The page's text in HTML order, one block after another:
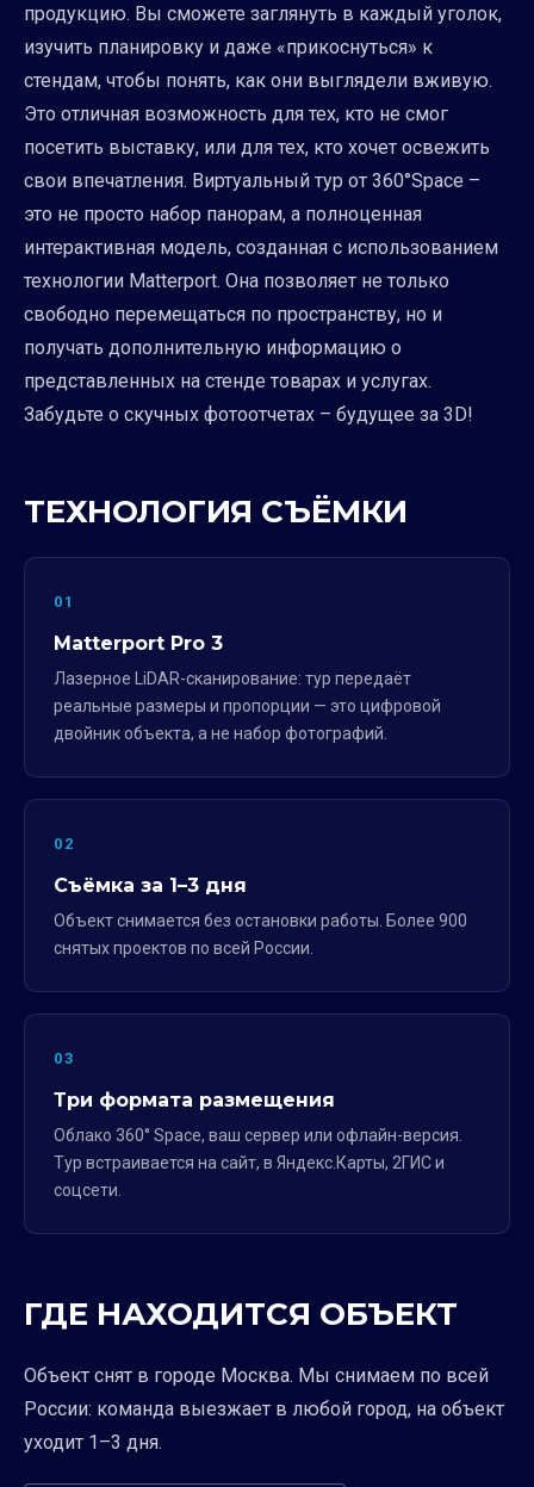
продукцию. Вы сможете заглянуть в каждый уголок,
изучить планировку и даже «прикоснуться» к
стендам, чтобы понять, как они выглядели вживую.
Это отличная возможность для тех, кто не смог
посетить выставку, или для тех, кто хочет освежить
свои впечатления. Виртуальный тур от 360°Space –
это не просто набор панорам, а полноценная
интерактивная модель, созданная с использованием
технологии Matterport. Она позволяет не только
свободно перемещаться по пространству, но и
получать дополнительную информацию о
представленных на стенде товарах и услугах.
Забудьте о скучных фотоотчетах – будущее за 3D!
ТЕХНОЛОГИЯ СЪЁМКИ
01
Matterport Pro 3
Лазерное LiDAR-сканирование: тур передаёт
реальные размеры и пропорции — это цифровой
двойник объекта, а не набор фотографий.
02
Съёмка за 1–3 дня
Объект снимается без остановки работы. Более 900
снятых проектов по всей России.
03
Три формата размещения
Облако 360° Space, ваш сервер или офлайн-версия.
Тур встраивается на сайт, в Яндекс.Карты, 2ГИС и
соцсети.
ГДЕ НАХОДИТСЯ ОБЪЕКТ
Объект снят в городе Москва. Мы снимаем по всей
России: команда выезжает в любой город, на объект
уходит 1–3 дня.